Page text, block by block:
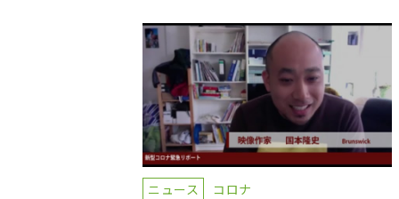
ニュース コロナ